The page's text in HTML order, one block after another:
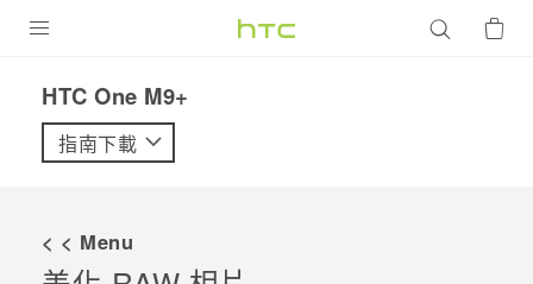
VIVE
配件
HTC One M9+‎
指南下載
< < Menu